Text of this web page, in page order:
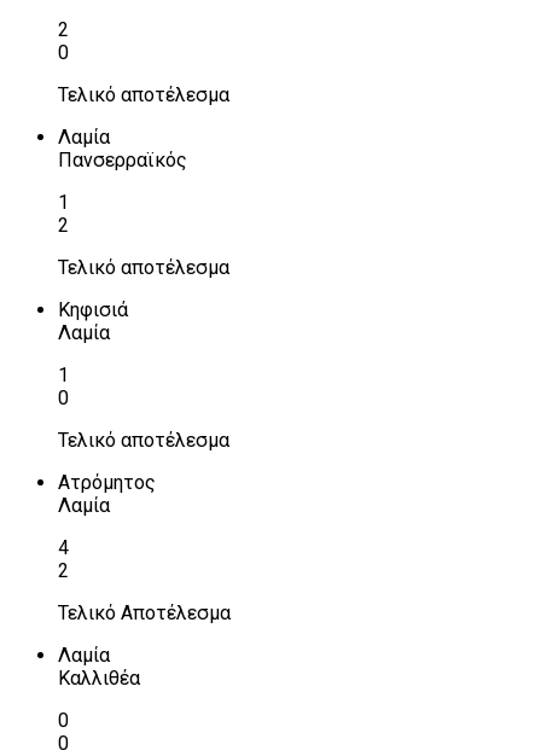
2
0
Τελικό αποτέλεσμα
Λαμία
Πανσερραϊκός
1
2
Τελικό αποτέλεσμα
Κηφισιά
Λαμία
1
0
Τελικό αποτέλεσμα
Ατρόμητος
Λαμία
4
2
Τελικό Αποτέλεσμα
Λαμία
Καλλιθέα
0
0